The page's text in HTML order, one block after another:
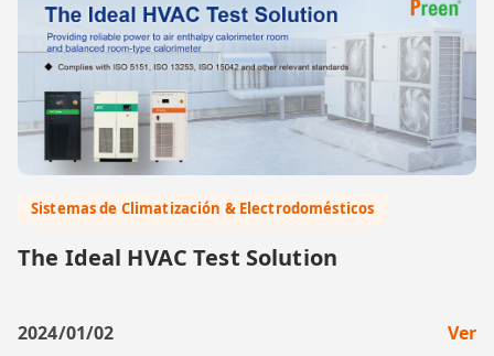
Sistemas de Climatización & Electrodomésticos
The Ideal HVAC Test Solution
2024/01/02 Ver